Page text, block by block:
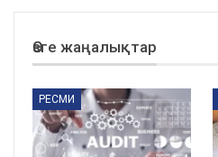
Өзге жаңалықтар
РЕСМИ